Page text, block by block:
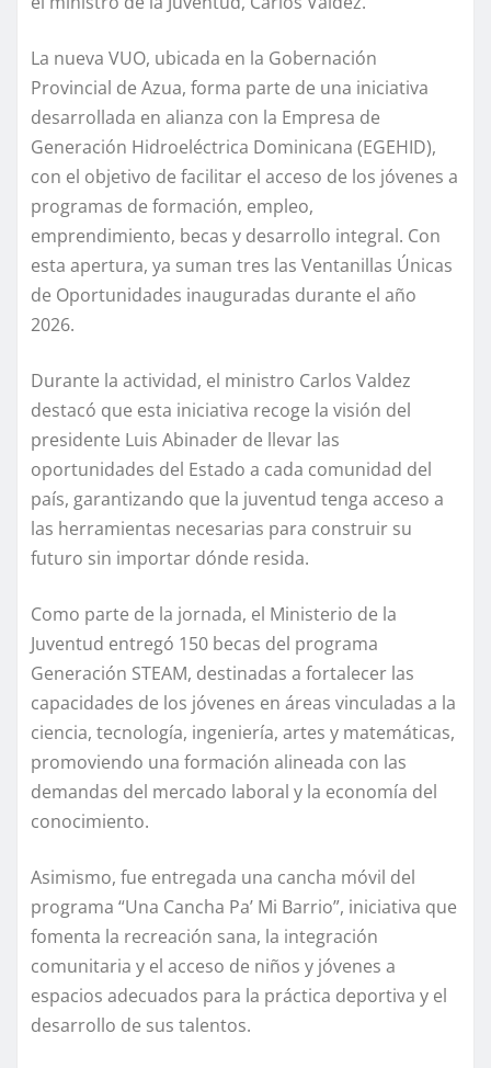
La nueva VUO, ubicada en la Gobernación
Provincial de Azua, forma parte de una iniciativa
desarrollada en alianza con la Empresa de
Generación Hidroeléctrica Dominicana (EGEHID),
con el objetivo de facilitar el acceso de los jóvenes a
programas de formación, empleo,
emprendimiento, becas y desarrollo integral. Con
esta apertura, ya suman tres las Ventanillas Únicas
de Oportunidades inauguradas durante el año
2026.
Durante la actividad, el ministro Carlos Valdez
destacó que esta iniciativa recoge la visión del
presidente Luis Abinader de llevar las
oportunidades del Estado a cada comunidad del
país, garantizando que la juventud tenga acceso a
las herramientas necesarias para construir su
futuro sin importar dónde resida.
Como parte de la jornada, el Ministerio de la
Juventud entregó 150 becas del programa
Generación STEAM, destinadas a fortalecer las
capacidades de los jóvenes en áreas vinculadas a la
ciencia, tecnología, ingeniería, artes y matemáticas,
promoviendo una formación alineada con las
demandas del mercado laboral y la economía del
conocimiento.
Asimismo, fue entregada una cancha móvil del
programa “Una Cancha Pa’ Mi Barrio”, iniciativa que
fomenta la recreación sana, la integración
comunitaria y el acceso de niños y jóvenes a
espacios adecuados para la práctica deportiva y el
desarrollo de sus talentos.